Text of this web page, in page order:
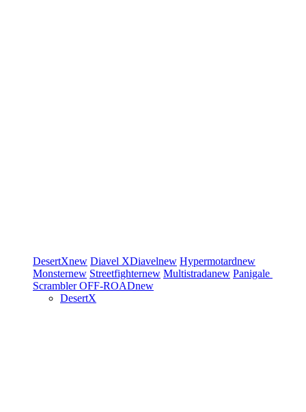
DesertXnew Diavel XDiavelnew Hypermotardnew
Monsternew Streetfighternew Multistradanew Panigale
ScramblerOFF-ROADnew
DesertX